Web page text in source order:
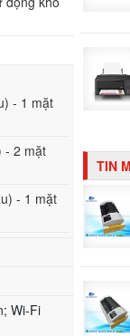
- 1 mặt
- 2 mặt
- 1 mặt
Wi-Fi
TIN